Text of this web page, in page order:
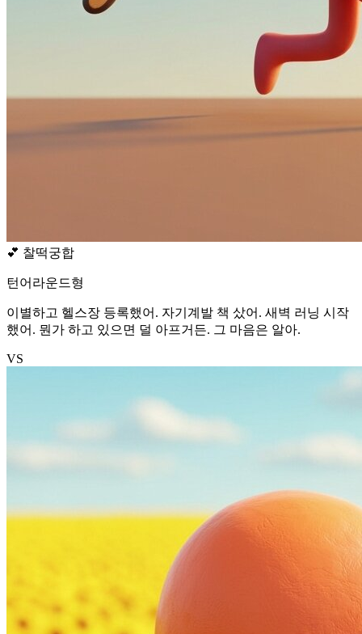
💕 찰떡궁합
턴어라운드형
이별하고 헬스장 등록했어. 자기계발 책 샀어. 새벽 러닝 시작
했어. 뭔가 하고 있으면 덜 아프거든. 그 마음은 알아.
VS